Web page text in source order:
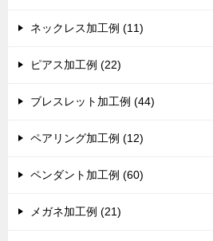
ネックレス加工例 (11)
ピアス加工例 (22)
ブレスレット加工例 (44)
ペアリング加工例 (12)
ペンダント加工例 (60)
メガネ加工例 (21)